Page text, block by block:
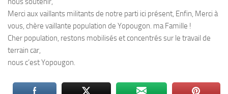
Merci aux vaillants militants de notre parti ici présent, Enfin, Merci à
vous, chère vaillante population de Yopougon. ma Famille !
Cher population, restons mobilisés et concentrés sur le travail de
terrain car,
nous c’est Yopougon.